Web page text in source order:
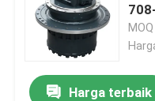
Harga terbaik